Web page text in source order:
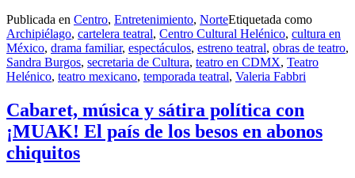
Publicada en Centro, Entretenimiento, NorteEtiquetada como
Archipiélago, cartelera teatral, Centro Cultural Helénico, cultura en
México, drama familiar, espectáculos, estreno teatral, obras de teatro,
Sandra Burgos, secretaria de Cultura, teatro en CDMX, Teatro
Helénico, teatro mexicano, temporada teatral, Valeria Fabbri
Cabaret, música y sátira política con
¡MUAK! El país de los besos en abonos
chiquitos